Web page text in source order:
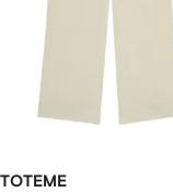
TOTEME